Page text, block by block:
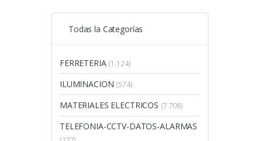
Todas la Categorías
FERRETERIA (1.124)
ILUMINACION (574)
MATERIALES ELECTRICOS (7.708)
TELEFONIA-CCTV-DATOS-ALARMAS